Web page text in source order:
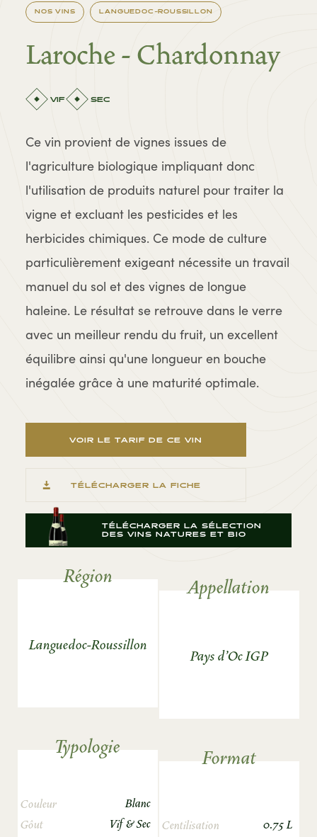
NOS VINS LANGUEDOC-ROUSSILLON
Laroche - Chardonnay
VIF SEC
Ce vin provient de vignes issues de
l'agriculture biologique impliquant donc
l'utilisation de produits naturel pour traiter la
vigne et excluant les pesticides et les
herbicides chimiques. Ce mode de culture
particulièrement exigeant nécessite un travail
manuel du sol et des vignes de longue
haleine. Le résultat se retrouve dans le verre
avec un meilleur rendu du fruit, un excellent
équilibre ainsi qu'une longueur en bouche
inégalée grâce à une maturité optimale.
VOIR LE TARIF DE CE VIN
TÉLÉCHARGER LA FICHE
TÉLÉCHARGER LA SÉLECTION
DES VINS NATURES ET BIO
Région
Languedoc-Roussillon
Appellation
Pays d'Oc IGP
Typologie
Couleur
Blanc
Gôut
Vif & Sec
Format
Centilisation
0.75 L